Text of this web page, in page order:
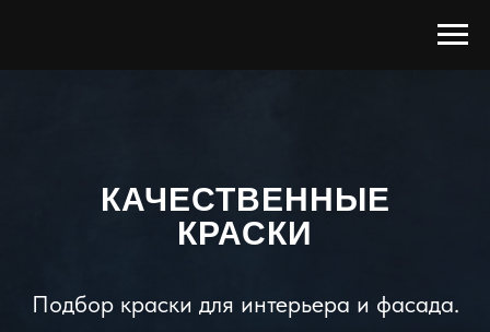
КАЧЕСТВЕННЫЕ
КРАСКИ
Подбор краски для интерьера и фасада.